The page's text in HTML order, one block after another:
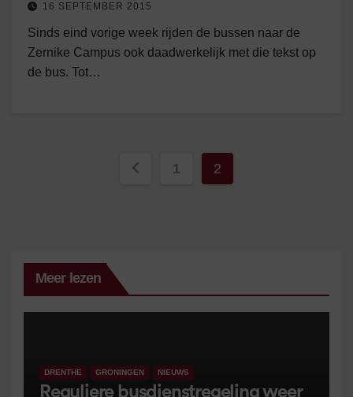
16 SEPTEMBER 2015
Sinds eind vorige week rijden de bussen naar de
Zernike Campus ook daadwerkelijk met die tekst op
de bus. Tot…
Berichten
1 2
Meer lezen
DRENTHE GRONINGEN NIEUWS
Reguliere busdienstregeling weer